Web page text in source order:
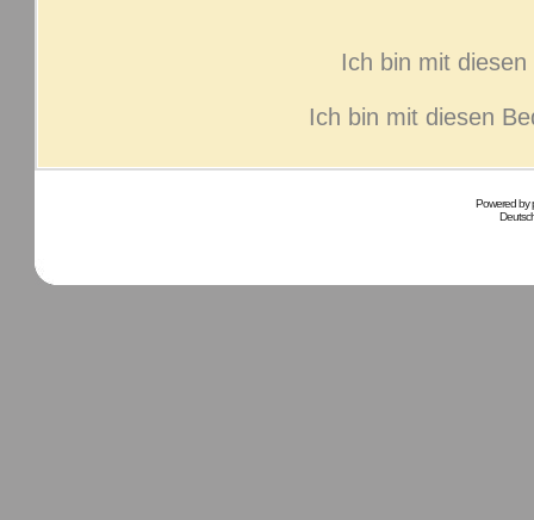
Ich bin mit
Ich bin mit diesen
Powered by